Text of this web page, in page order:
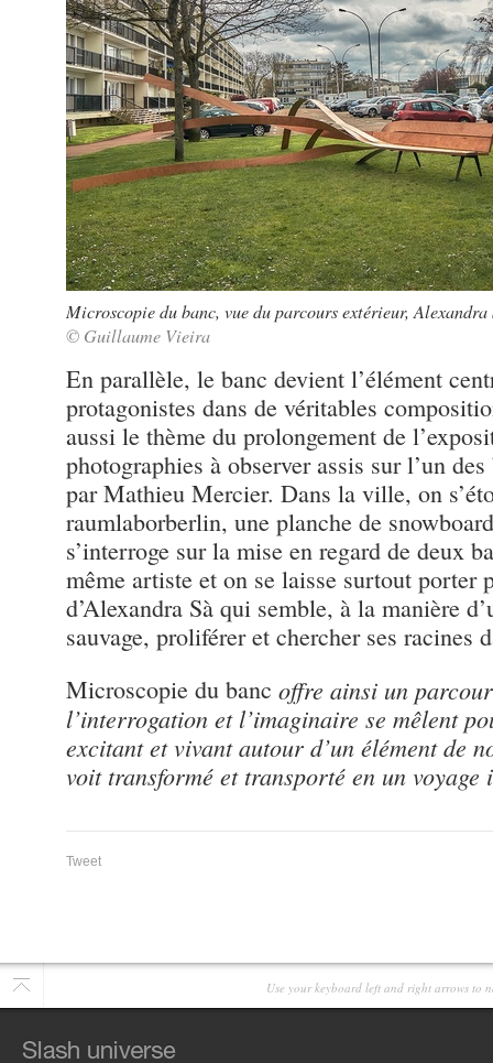
Microscopie du banc, vue du parcours extérieur, Alexandra
© Guillaume Vieira
En parallèle, le banc devient l’élément
protagonistes dans de véritables
aussi le thème du prolongement de
photographies à observer assis sur l’un
par Mathieu Mercier. Dans la ville, on
raumlaborberlin, une planche de
s’interroge sur la mise en regard de deux
même artiste et on se laisse surtout porter
d’Alexandra Sà qui semble, à la manière
sauvage, proliférer et chercher ses racines
Microscopie du banc offre ainsi un
l’interrogation et l’imaginaire se mêlent
excitant et vivant autour d’un élément de
voit transformé et transporté en un voyage
Tweet
Use your keyboard left and right arrows to